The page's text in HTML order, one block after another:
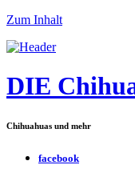
Zum Inhalt
DIE
Chihuahuas und mehr
facebook